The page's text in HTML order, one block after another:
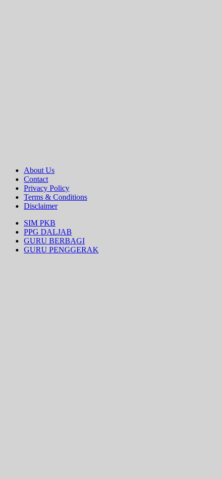
About Us
Contact
Privacy Policy
Terms & Conditions
Disclaimer
SIM PKB
PPG DALJAB
GURU BERBAGI
GURU PENGGERAK